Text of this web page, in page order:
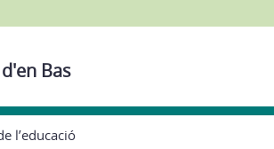
Bas
l’educació